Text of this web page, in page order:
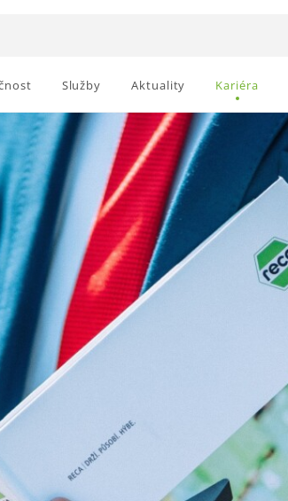
Služby Aktuality Kariéra